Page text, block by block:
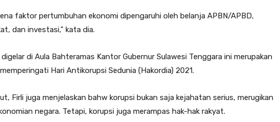
faktor pertumbuhan ekonomi dipengaruhi oleh belanja APBN/APBD,
dan investasi,” kata dia.
di Aula Bahteramas Kantor Gubernur Sulawesi Tenggara ini merupakan
Hari Antikorupsi Sedunia (Hakordia) 2021.
Firli juga menjelaskan bahw korupsi bukan saja kejahatan serius, merugikan
negara. Tetapi, korupsi juga merampas hak-hak rakyat.